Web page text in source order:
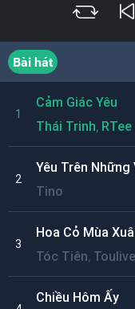
Bài hát
1
Cảm Giác Yêu
Thái Trinh, RTee
2
Yêu Trên Những
Tino
3
Hoa Cỏ Mùa
Tóc Tiên,
Chiều Hôm Ấy